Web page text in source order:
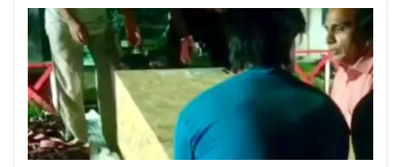
Posted On:8 Aug 2026
लायंस क्लब जालंधर’ ने लायंस भवन में मनाया
भव्य तीज महोत्सव*